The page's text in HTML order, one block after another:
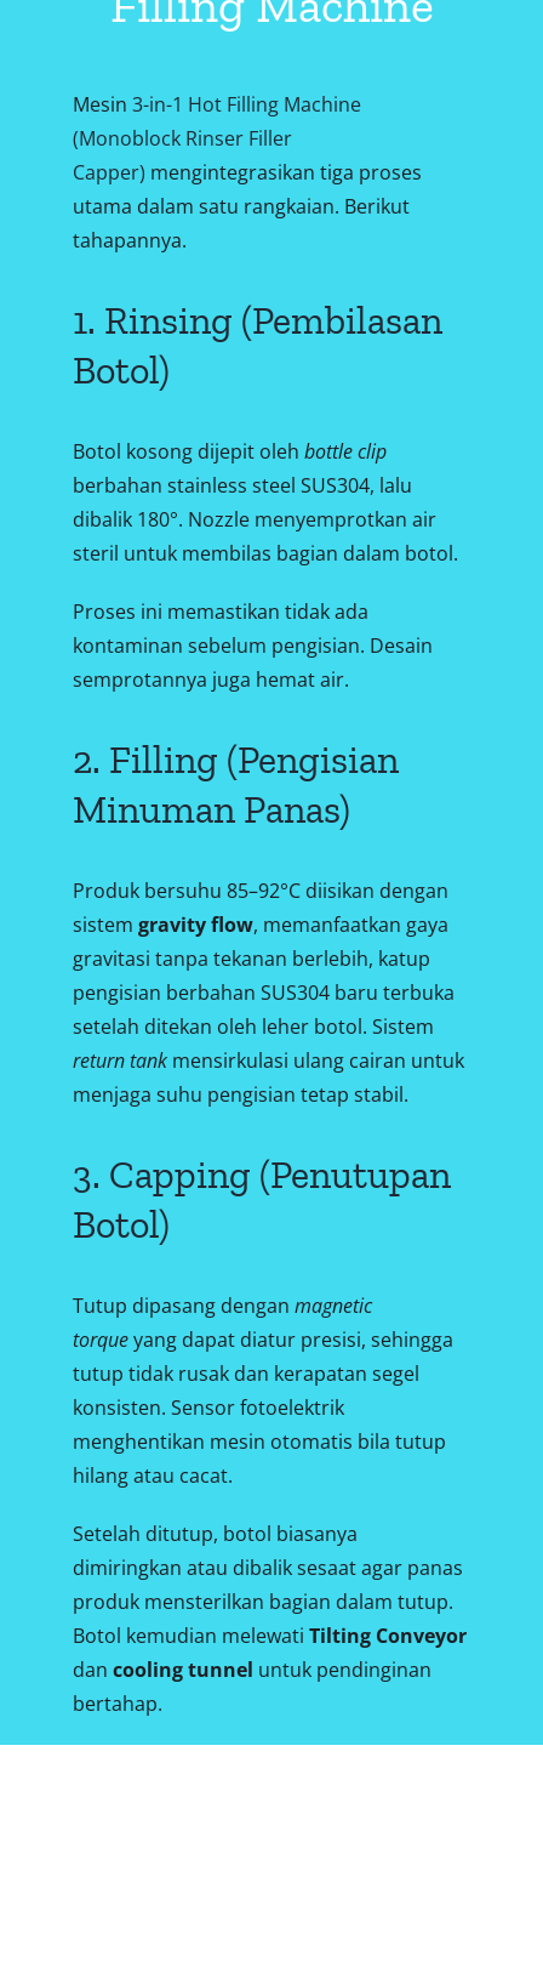
Mesin 3-in-1 Hot Filling Machine
(Monoblock Rinser Filler
Capper) mengintegrasikan tiga proses
utama dalam satu rangkaian. Berikut
tahapannya.
1. Rinsing (Pembilasan
Botol)
Botol kosong dijepit oleh bottle clip
berbahan stainless steel SUS304, lalu
dibalik 180°. Nozzle menyemprotkan air
steril untuk membilas bagian dalam botol.
Proses ini memastikan tidak ada
kontaminan sebelum pengisian. Desain
semprotannya juga hemat air.
2. Filling (Pengisian
Minuman Panas)
Produk bersuhu 85–92°C diisikan dengan
sistem gravity flow, memanfaatkan gaya
gravitasi tanpa tekanan berlebih, katup
pengisian berbahan SUS304 baru terbuka
setelah ditekan oleh leher botol. Sistem
return tankmensirkulasi ulang cairan untuk
menjaga suhu pengisian tetap stabil.
3. Capping (Penutupan
Botol)
Tutup dipasang dengan magnetic
torqueyang dapat diatur presisi, sehingga
tutup tidak rusak dan kerapatan segel
konsisten. Sensor fotoelektrik
menghentikan mesin otomatis bila tutup
hilang atau cacat.
Setelah ditutup, botol biasanya
dimiringkan atau dibalik sesaat agar panas
produk mensterilkan bagian dalam tutup.
Botol kemudian melewati Tilting Conveyor
dan cooling tunnel untuk pendinginan
bertahap.